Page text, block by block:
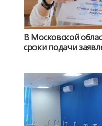
В Московской
сроки подачи